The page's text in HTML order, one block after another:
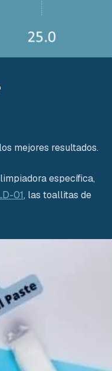
mejores resultados.
específica,
01, las toallitas de